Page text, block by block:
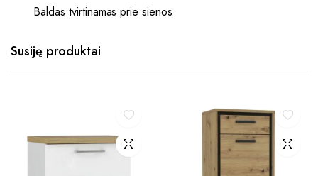
Baldas tvirtinamas prie sienos
Susiję produktai